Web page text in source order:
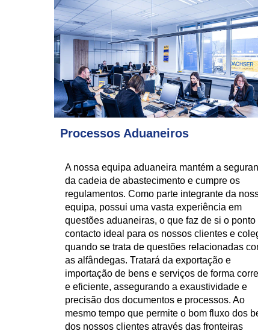
Processos Aduaneiros
A nossa equipa aduaneira mantém a
da cadeia de abastecimento e cumpre os
regulamentos. Como parte integrante da
equipa, possui uma vasta experiência em
questões aduaneiras, o que faz de si o ponto
contacto ideal para os nossos clientes e
quando se trata de questões relacionadas
as alfândegas. Tratará da exportação e
importação de bens e serviços de forma
e eficiente, assegurando a exaustividade e
precisão dos documentos e processos. Ao
mesmo tempo que permite o bom fluxo dos
dos nossos clientes através das fronteiras